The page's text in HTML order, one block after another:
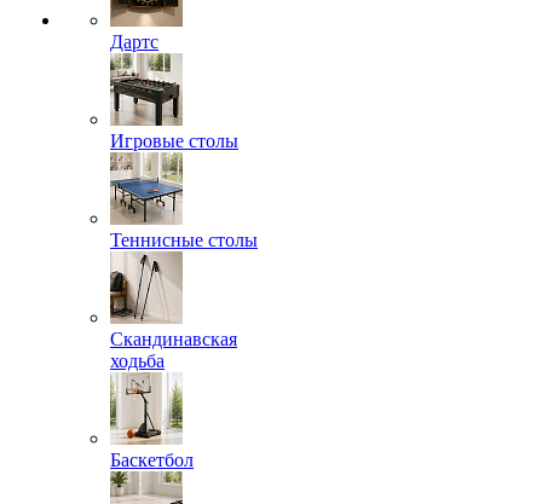
Дартс
Игровые столы
Теннисные столы
Скандинавская
ходьба
Баскетбол